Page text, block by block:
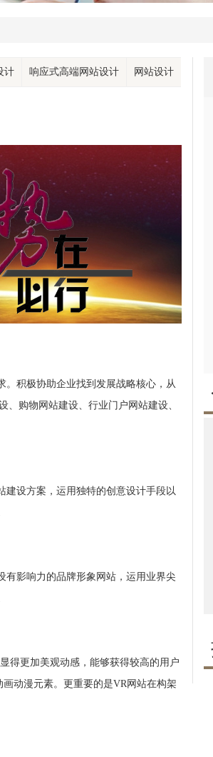
计 响应式高端网站设计 网站设计
积极协助企业找到发展战略核心，从
、购物网站建设、行业门户网站建设、
建设方案，运用独特的创意设计手段以
有影响力的品牌形象网站，运用业界尖
得更加美观动感，能够获得较高的用户
动漫元素。更重要的是VR网站在构架